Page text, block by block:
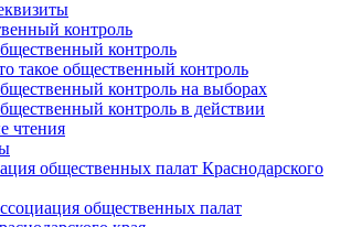
контроль
контроль
такое общественный контроль
контроль на выборах
контроль в действии
чтения
общественных палат Краснодарского
общественных палат